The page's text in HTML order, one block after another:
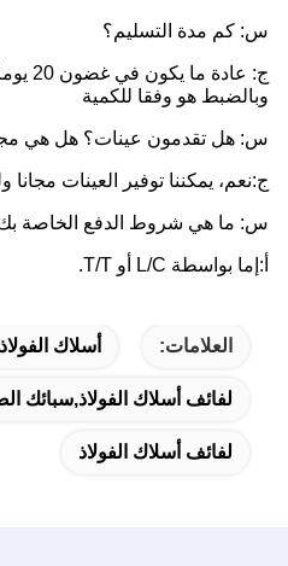
س: كم مدة التسليم؟
ج: عادة
وبالضبط هو وفقا للكمية
س: هل تقدمون عينات؟ هل هي
ج:نعم، يمكننا توفير العينات مجانا
س: ما هي شروط الدفع الخاصة
إما بواسطة L/C أو T/T.
العلامات: أسلاك
لفائف أسلاك الفولاذ,سبائك
لفائف أسلاك الفولاذ